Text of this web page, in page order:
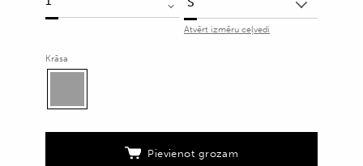
ar
rakstu
Atvērt izmēru ceļvedi
Krāsa
Pievienot grozam